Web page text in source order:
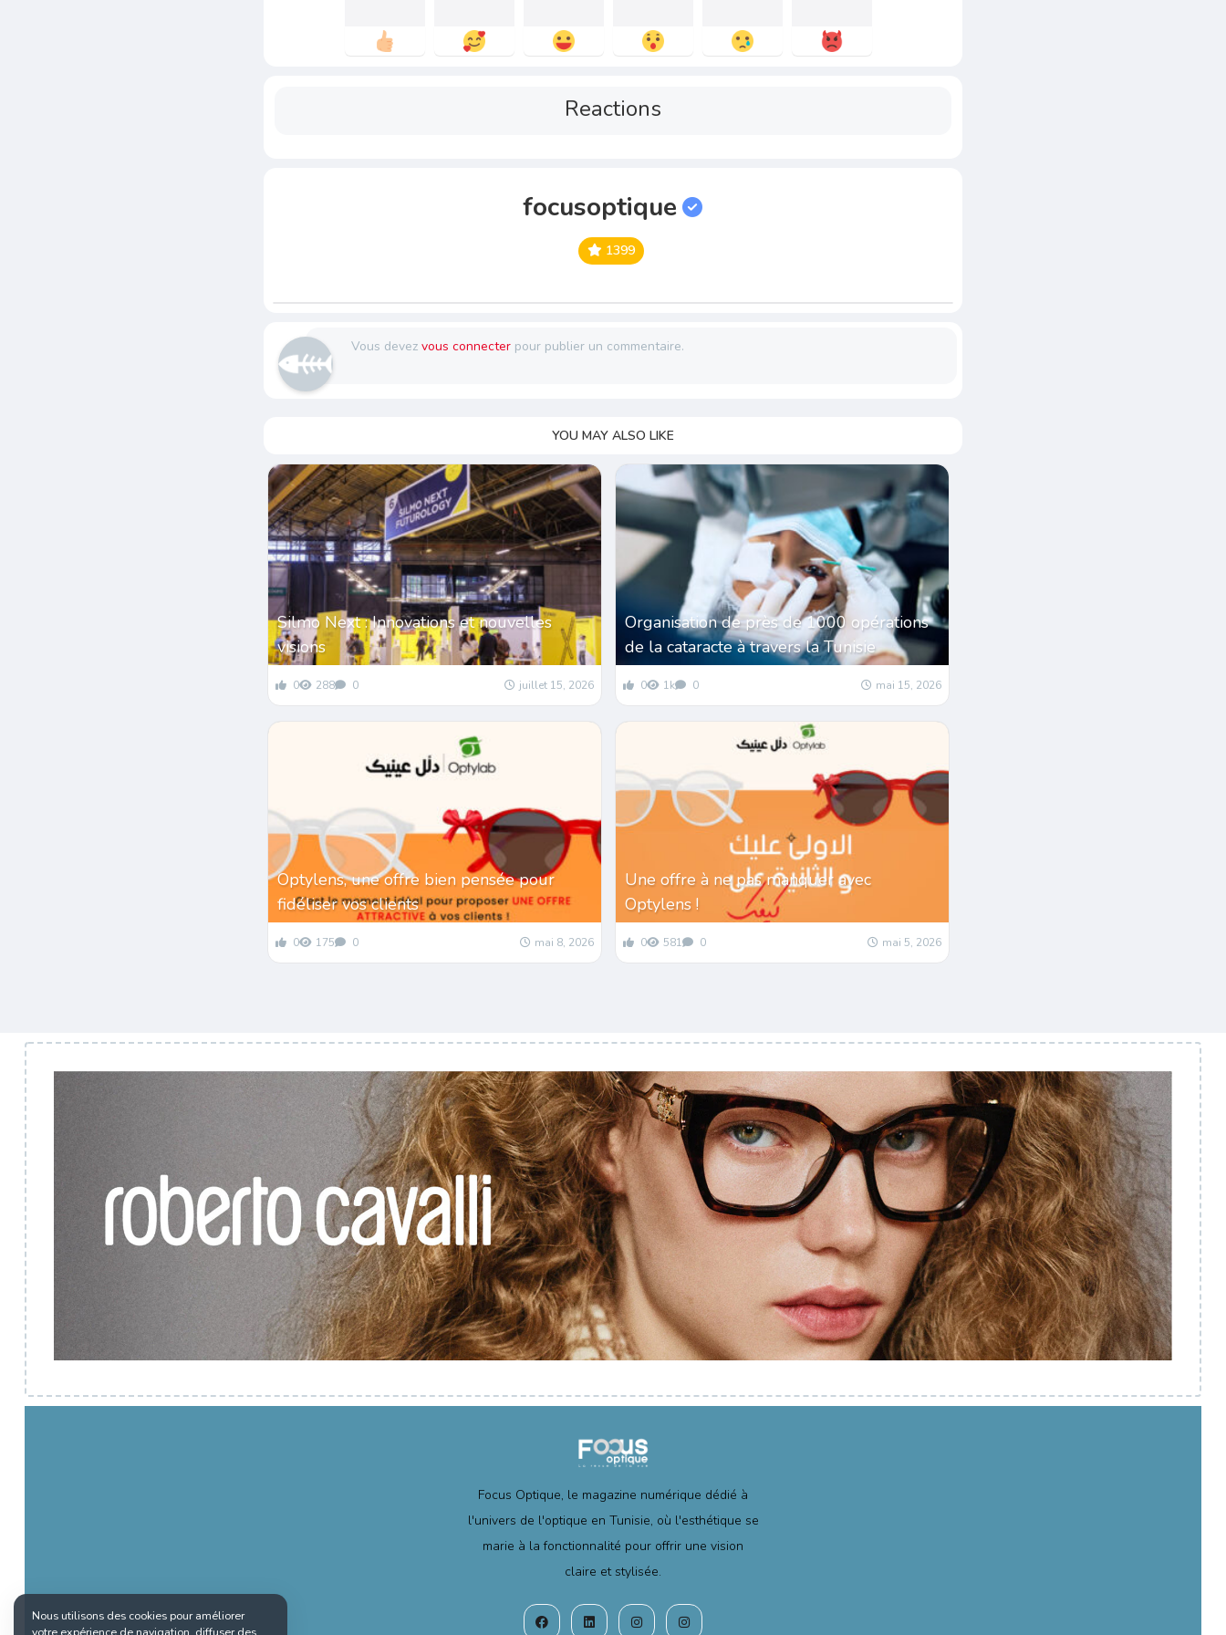
Reactions
focusoptique
1399
Vous devezvous connecter pour publier un commentaire.
YOU MAY ALSO LIKE
Silmo Next : Innovations et nouvelles
visions
0 288 0 juillet 15, 2026
Organisation de près de 1000 opérations
de la cataracte à travers la Tunisie
0 1k 0 mai 15, 2026
Optylens, une offre bien pensée pour
fidéliser vos clients
0 175 0 mai 8, 2026
Une offre à ne pas manquer avec
Optylens !
0 581 0 mai 5, 2026
Focus Optique, le magazine numérique dédié à
l'univers de l'optique en Tunisie, où l'esthétique se
marie à la fonctionnalité pour offrir une vision
claire et stylisée.
Nous utilisons des cookies pour améliorer